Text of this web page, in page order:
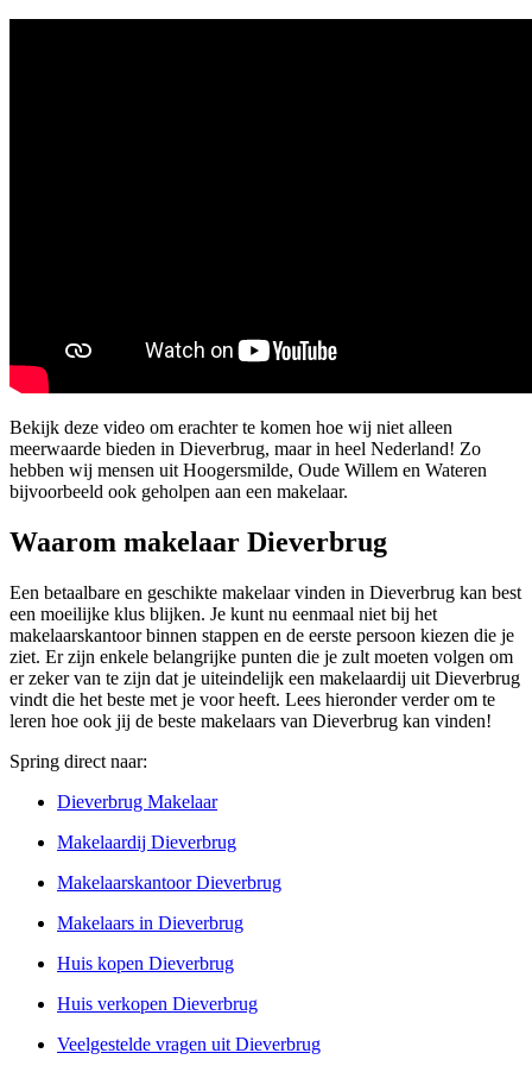
Bekijk deze video om erachter te komen hoe wij niet alleen
meerwaarde bieden in Dieverbrug, maar in heel Nederland! Zo
hebben wij mensen uit Hoogersmilde, Oude Willem en Wateren
bijvoorbeeld ook geholpen aan een makelaar.
Waarom makelaar Dieverbrug
Een betaalbare en geschikte makelaar vinden in Dieverbrug kan best
een moeilijke klus blijken. Je kunt nu eenmaal niet bij het
makelaarskantoor binnen stappen en de eerste persoon kiezen die je
ziet. Er zijn enkele belangrijke punten die je zult moeten volgen om
er zeker van te zijn dat je uiteindelijk een makelaardij uit Dieverbrug
vindt die het beste met je voor heeft. Lees hieronder verder om te
leren hoe ook jij de beste makelaars van Dieverbrug kan vinden!
Spring direct naar:
Dieverbrug Makelaar
Makelaardij Dieverbrug
Makelaarskantoor Dieverbrug
Makelaars in Dieverbrug
Huis kopen Dieverbrug
Huis verkopen Dieverbrug
Veelgestelde vragen uit Dieverbrug